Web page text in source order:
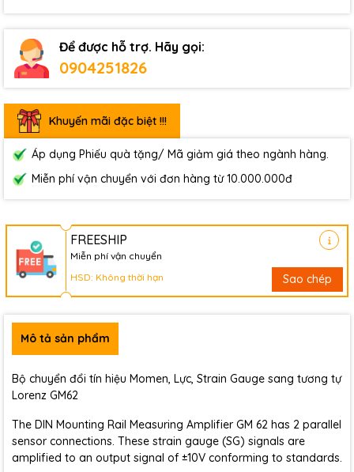
Để được hỗ trợ. Hãy gọi:
0904251826
Khuyến mãi đặc biệt !!!
Áp dụng Phiếu quà tặng/ Mã giảm giá theo ngành hàng.
Miễn phí vận chuyển với đơn hàng từ 10.000.000đ
FREESHIP
Miễn phí vận chuyển
HSD: Không thời hạn
Sao chép
Mô tả sản phẩm
Bộ chuyển đổi tín hiệu Momen, Lực, Strain Gauge sang tương tự
Lorenz GM62
The DIN Mounting Rail Measuring Amplifier GM 62 has 2 parallel
sensor connections. These strain gauge (SG) signals are
amplified to an output signal of ±10V conforming to standards.